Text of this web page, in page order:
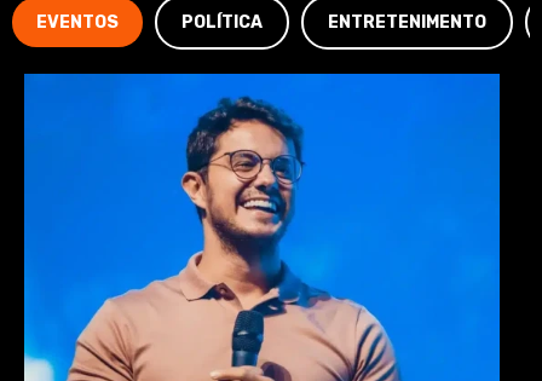
EVENTOS POLÍTICA ENTRETENIMENTO